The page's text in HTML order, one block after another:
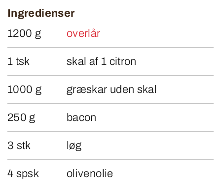
Ingredienser
1200 g
overlår
1 tsk skal af 1 citron
1000 g græskar uden skal
250 g bacon
3 stk løg
4 spsk olivenolie